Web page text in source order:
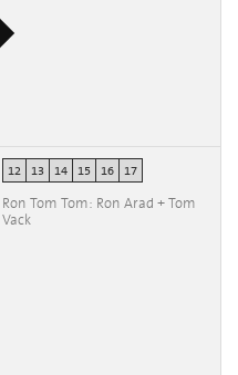
12 13 14 15 16 17
Ron Tom Tom: Ron Arad + Tom
Vack